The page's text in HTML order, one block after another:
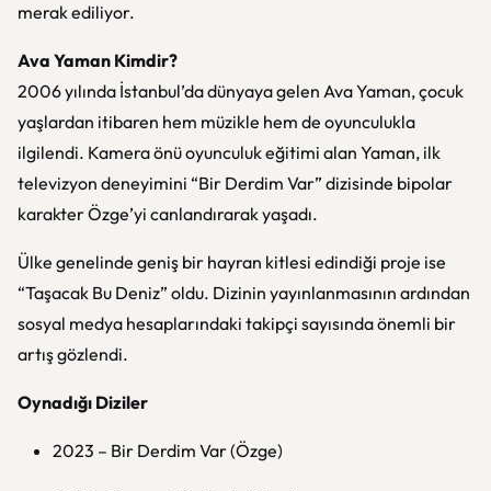
merak ediliyor.
Ava Yaman Kimdir?
2006 yılında İstanbul’da dünyaya gelen Ava Yaman, çocuk
yaşlardan itibaren hem müzikle hem de oyunculukla
ilgilendi. Kamera önü oyunculuk eğitimi alan Yaman, ilk
televizyon deneyimini “Bir Derdim Var” dizisinde bipolar
karakter Özge’yi canlandırarak yaşadı.
Ülke genelinde geniş bir hayran kitlesi edindiği proje ise
“Taşacak Bu Deniz” oldu. Dizinin yayınlanmasının ardından
sosyal medya hesaplarındaki takipçi sayısında önemli bir
artış gözlendi.
Oynadığı Diziler
2023 – Bir Derdim Var(Özge)